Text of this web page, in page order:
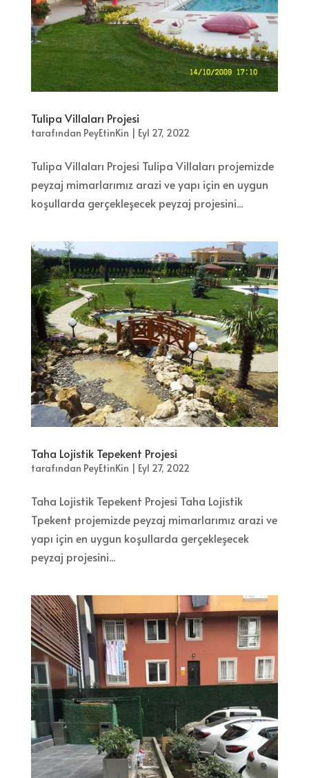
Tulipa Villaları Projesi
tarafından PeyEtinKin | Eyl 27, 2022
Tulipa Villaları Projesi Tulipa Villaları projemizde
peyzaj mimarlarımız arazi ve yapı için en uygun
koşullarda gerçekleşecek peyzaj projesini...
Taha Lojistik Tepekent Projesi
tarafından PeyEtinKin | Eyl 27, 2022
Taha Lojistik Tepekent Projesi Taha Lojistik
Tpekent projemizde peyzaj mimarlarımız arazi ve
yapı için en uygun koşullarda gerçekleşecek
peyzaj projesini...